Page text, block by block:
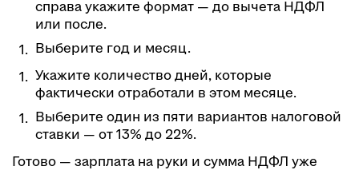
справа укажите формат — до вычета НДФЛ
или после.
Выберите год и месяц.
Укажите количество дней, которые
фактически отработали в этом месяце.
Выберите один из пяти вариантов налоговой
ставки — от 13% до 22%.
Готово — зарплата на руки и сумма НДФЛ уже